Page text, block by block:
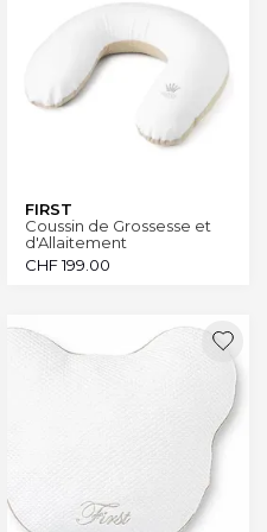
FIRST
Coussin de Grossesse et
d'Allaitement
CHF199.00